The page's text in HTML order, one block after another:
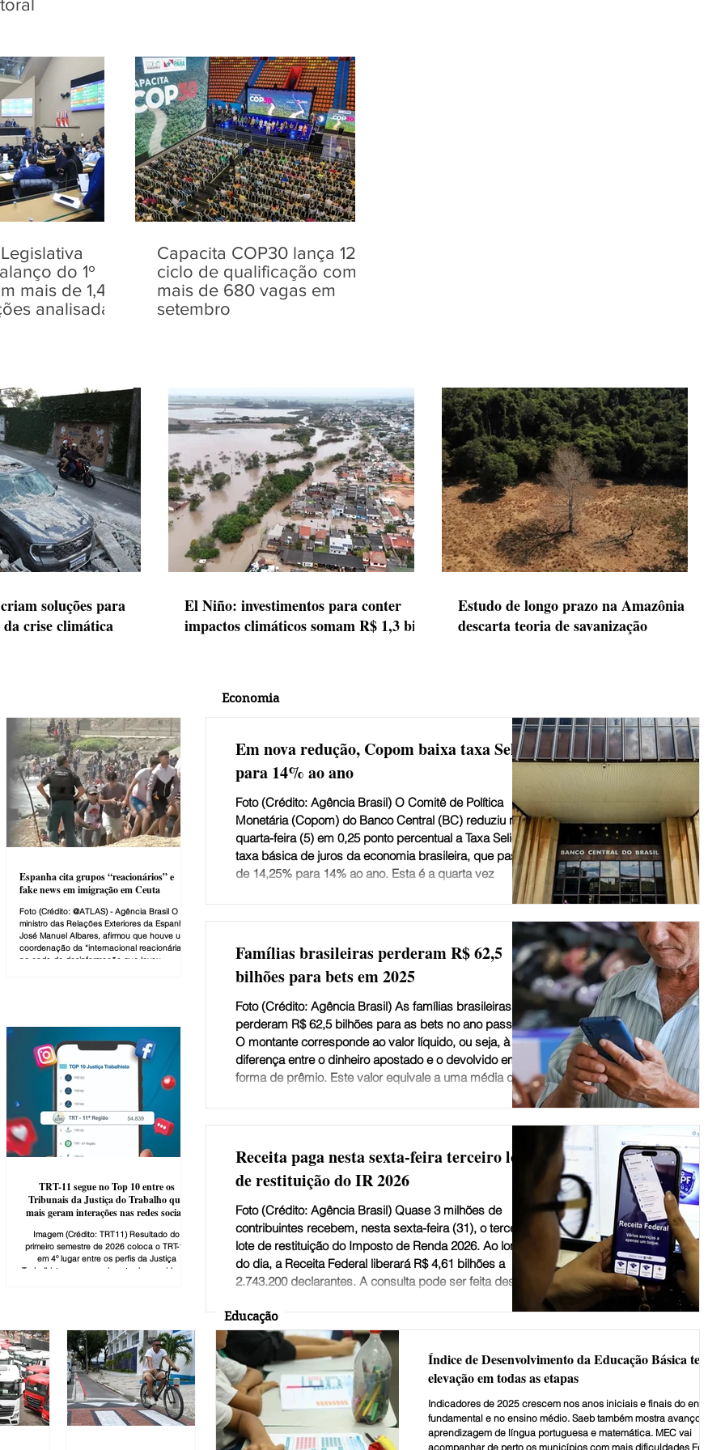
do 1º
mais de 1,4
analisadas
Capacita COP30 lança 12º
ciclo de qualificação com
mais de 680 vagas em
setembro
soluções para
crise climática
El Niño: investimentos para conter
impactos climáticos somam R$ 1,3 bi
Estudo de longo prazo na Amazônia
descarta teoria de savanização
Espanha cita grupos “reacionários” e
fake news em imigração em Ceuta
Foto (Crédito: @ATLAS) - Agência Brasil O
ministro das Relações Exteriores da Espanha,
José Manuel Albares, afirmou que houve uma
coordenação da “internacional reacionária”
na onda de desinformação que levou
notícias falsas sobre a in
TRT-11 segue no Top 10 entre os
Tribunais da Justiça do Trabalho que
mais geram interações nas redes sociais
Imagem (Crédito: TRT11) Resultado do
primeiro semestre de 2026 coloca o TRT-11
em 4º lugar entre os perfis da Justiça
Trabalhista, com crescimento de seguidores,
Justiça do Trabalho no ranking nacional do
Social Media Gov, consolidando-se entre os
destaques da comunicação pública digital no
país. O resultado, divulgado e
Economia
Em nova redução, Copom baixa taxa Selic
para 14% ao ano
Foto (Crédito: Agência Brasil) O Comitê de Política
Monetária (Copom) do Banco Central (BC) reduziu nesta
quarta-feira (5) em 0,25 ponto percentual a Taxa Selic, a
taxa básica de juros da economia brasileira, que passará
de 14,25% para 14% ao ano. Esta é a quarta vez
consecutiva que o comitê reduz os juros. A decisão foi
tomada em reunião na sede do BC, em Brasília. O BC
utiliza a Selic, os juros básicos da economia, como um
instrumento para reduzir o ritmo da atividade econô
Famílias brasileiras perderam R$ 62,5
bilhões para bets em 2025
Foto (Crédito: Agência Brasil) As famílias brasileiras
perderam R$ 62,5 bilhões para as bets no ano passado.
O montante corresponde ao valor líquido, ou seja, à
diferença entre o dinheiro apostado e o devolvido em
forma de prêmio. Este valor equivale a uma média de R$
4,7 bilhões por mês, considerando o período de outubro
de 2024 a março de 2026. As perdas equivalem a 0,68%
da Renda Nacional Disponível Bruta das Famílias e
consideram as transferências feitas por Pix para as c
Receita paga nesta sexta-feira terceiro lote
de restituição do IR 2026
Foto (Crédito: Agência Brasil) Quase 3 milhões de
contribuintes recebem, nesta sexta-feira (31), o terceiro
lote de restituição do Imposto de Renda 2026. Ao longo
do dia, a Receita Federal liberará R$ 4,61 bilhões a
2.743.200 declarantes. A consulta pode ser feita desde o
contribuinte clicar em “Meu Imposto de Renda” e, em
seguida, no botão “Consultar a Restituição”. Também é
possível fazer a consulta no aplicativo da R
Educação
Índice de Desenvolvimento da Educação Básica tem
elevação em todas as etapas
Indicadores de 2025 crescem nos anos iniciais e finais do ensino
fundamental e no ensino médio. Saeb também mostra avanço na
aprendizagem de língua portuguesa e matemática. MEC vai
acompanhar de perto os municípios com mais dificuldades Foto: